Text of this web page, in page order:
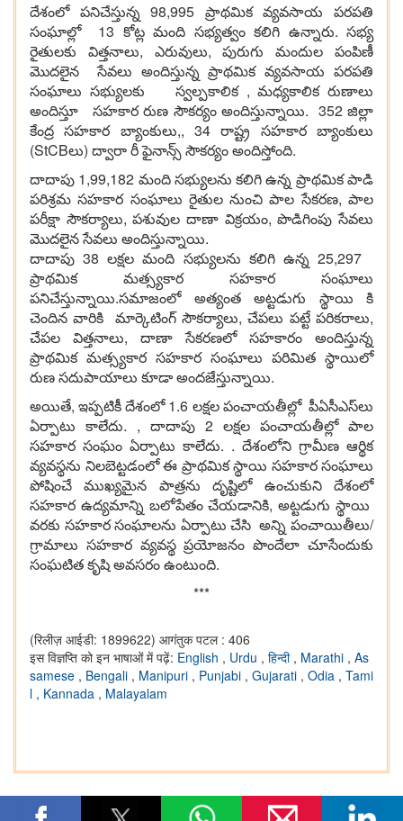
దేశంలో పనిచేస్తున్న 98,995 ప్రాథమిక వ్యవసాయ పరపతి
సంఘాల్లో 13 కోట్ల మంది సభ్యత్వం కలిగి ఉన్నారు. సభ్య
రైతులకు విత్తనాలు, ఎరువులు, పురుగు మందుల పంపిణీ
మొదలైన సేవలు అందిస్తున్న ప్రాథమిక వ్యవసాయ పరపతి
సంఘాలు సభ్యులకు స్వల్పకాలిక , మధ్యకాలిక రుణాలు
అందిస్తూ సహకార రుణ సౌకర్యం అందిస్తున్నాయి. 352 జిల్లా
కేంద్ర సహకార బ్యాంకులు,, 34 రాష్ట్ర సహకార బ్యాంకులు
(StCBలు) ద్వారా రీ ఫైనాన్స్ సౌకర్యం అందిస్తోంది.
దాదాపు 1,99,182 మంది సభ్యులను కలిగి ఉన్న ప్రాథమిక పాడి
పరిశ్రమ సహకార సంఘాలు రైతుల నుంచి పాల సేకరణ, పాల
పరీక్షా సౌకర్యాలు, పశువుల దాణా విక్రయం, పొడిగింపు సేవలు
మొదలైన సేవలు అందిస్తున్నాయి.
దాదాపు 38 లక్షల మంది సభ్యులను కలిగి ఉన్న 25,297
ప్రాథమిక మత్స్యకార సహకార సంఘాలు
పనిచేస్తున్నాయి.సమాజంలో అత్యంత అట్టడుగు స్థాయి కి
చెందిన వారికి మార్కెటింగ్ సౌకర్యాలు, చేపలు పట్టే పరికరాలు,
చేపల విత్తనాలు, దాణా సేకరణలో సహకారం అందిస్తున్న
ప్రాథమిక మత్స్యకార సహకార సంఘాలు పరిమిత స్థాయిలో
రుణ సదుపాయాలు కూడా అందజేస్తున్నాయి.
అయితే, ఇప్పటికీ దేశంలో 1.6 లక్షల పంచాయతీల్లో పీఏసీఎస్‌లు
ఏర్పాటు కాలేదు. , దాదాపు 2 లక్షల పంచాయతీల్లో పాల
సహకార సంఘం ఏర్పాటు కాలేదు. . దేశంలోని గ్రామీణ ఆర్థిక
వ్యవస్థను నిలబెట్టడంలో ఈ ప్రాథమిక స్థాయి సహకార సంఘాలు
పోషించే ముఖ్యమైన పాత్రను దృష్టిలో ఉంచుకుని దేశంలో
సహకార ఉద్యమాన్ని బలోపేతం చేయడానికి, అట్టడుగు స్థాయి
వరకు సహకార సంఘాలను ఏర్పాటు చేసి అన్ని పంచాయితీలు/
గ్రామాలు సహకార వ్యవస్థ ప్రయోజనం పొందేలా చూసేందుకు
సంఘటిత కృషి అవసరం ఉంటుంది.
***
(रिलीज़ आईडी: 1899622) आगंतुक पटल : 406
इस विज्ञप्ति को इन भाषाओं में पढ़ें: English , Urdu , हिन्दी , Marathi , As
samese , Bengali , Manipuri , Punjabi , Gujarati , Odia , Tami
l , Kannada , Malayalam